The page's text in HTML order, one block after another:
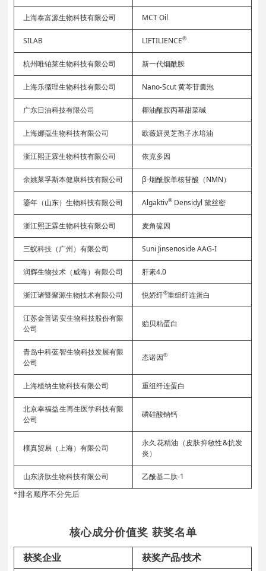
上海泰富源生物科技有限公司 MCT Oil
SILAB LIFTILIENCE®
杭州唯铂莱生物科技有限公司 新一代烟酰胺
上海乐循理生物科技有限公司 Nano-Scut 黄芩苷囊泡
广东日油科技有限公司 椰油酰胺丙基甜菜碱
上海娜蔻生物科技有限公司 欧薇妍灵芝孢子水培油
浙江熙正霖生物科技有限公司 依克多因
余姚莱孚斯本健康科技有限公司 β-烟酰胺单核苷酸（NMN）
鎏年（山东）生物科技有限公司 Algaktiv® Densidyl 黛丝密
浙江熙正霖生物科技有限公司 麦角硫因
三蚁科技（广州）有限公司 Suni Jinsenoside AAG-I
润辉生物技术（威海）有限公司 肝素4.0
浙江诸暨聚源生物技术有限公司 悦娇纤®重组纤连蛋白
江苏金普诺安生物科技股份有限
公司
贻贝粘蛋白
青岛中科蓝智生物科技发展有限
公司
态诺因®
上海植纳生物科技有限公司 重组纤连蛋白
北京幸福益生再生医学科技有限
公司
磷硅酸钠钙
樸真贸易（上海）有限公司
永久花精油（皮肤抑敏性&抗发
炎）
山东济肽生物科技有限公司 乙酰基二肽-1
*排名顺序不分先后
核心成分价值奖 获奖名单
获奖企业 获奖产品/技术